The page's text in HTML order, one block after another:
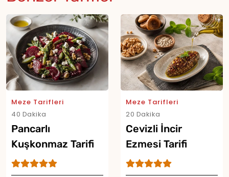
Meze Tarifleri
40 Dakika
Pancarlı
Kuşkonmaz Tarifi
Meze Tarifleri
20 Dakika
Cevizli İncir
Ezmesi Tarifi